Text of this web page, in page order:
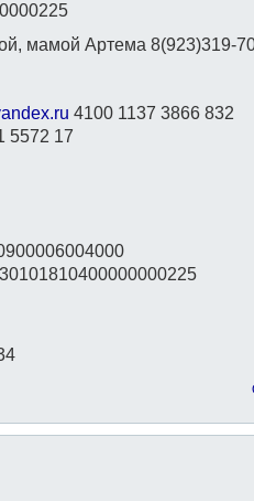
мамой Артема 8(923)319-
4100 1137 3866 832
5572 17